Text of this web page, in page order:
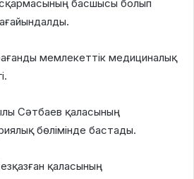
басшысы болып
мемлекеттік медициналық
Сәтбаев қаласының
бөлімінде бастады.
қаласының